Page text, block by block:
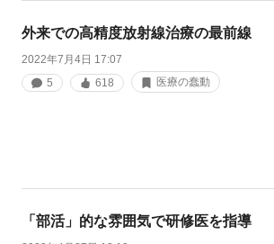
外来での高精度放射線治療の最前線
2022年7月4日 17:07
5
618 医療の蠢動
「部活」的な雰囲気で研修医を指導